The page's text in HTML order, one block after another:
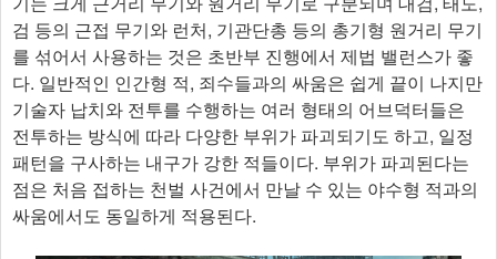
검 등의 근접 무기와 런처, 기관단총 등의 총기형 원거리 무기
를 섞어서 사용하는 것은 초반부 진행에서 제법 밸런스가 좋
다. 일반적인 인간형 적, 죄수들과의 싸움은 쉽게 끝이 나지만
기술자 납치와 전투를 수행하는 여러 형태의 어브덕터들은
전투하는 방식에 따라 다양한 부위가 파괴되기도 하고, 일정
패턴을 구사하는 내구가 강한 적들이다. 부위가 파괴된다는
점은 처음 접하는 천벌 사건에서 만날 수 있는 야수형 적과의
싸움에서도 동일하게 적용된다.